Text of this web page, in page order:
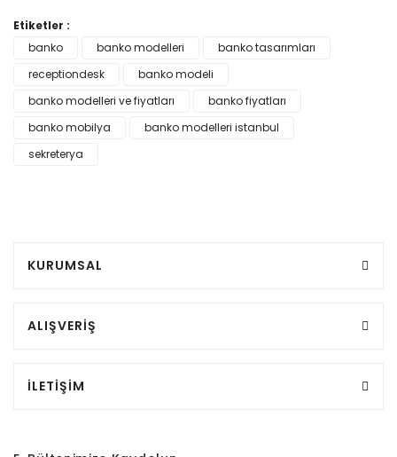
Etiketler :
banko
banko modelleri
banko tasarımları
receptiondesk
banko modeli
banko modelleri ve fiyatları
banko fiyatları
banko mobilya
banko modelleri istanbul
sekreterya
KURUMSAL
ALIŞVERİŞ
İLETİŞİM